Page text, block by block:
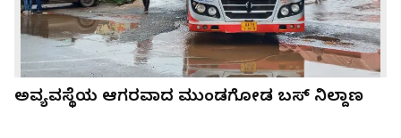
ಅವ್ಯವಸ್ಥೆಯ ಆಗರವಾದ ಮುಂಡಗೋಡ ಬಸ್ ನಿಲ್ದಾಣ